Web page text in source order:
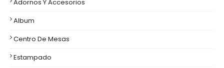
Adornos Y Accesorios
Album
Centro De Mesas
Estampado